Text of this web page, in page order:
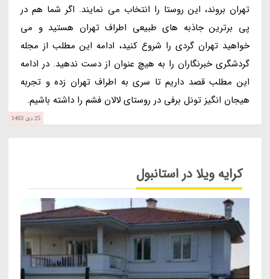
تهران بروند، این روستا را انتخاب می نمایند. اگر شما هم در
پی برترین جاذبه های طبیعی اطراف تهران هستید و می
خواهید تهران گردی را شروع کنید، ادامه این مطلب از مجله
گردشگری خبرنگاران را به هیچ عنوان از دست ندهید. در ادامه
این مطلب قصد داریم تا سری به اطراف تهران زده و تجربه
هیجان انگیز تونل برفی در روستای لالان فشم را داشته باشیم.
25 دی 1403
کرایه ویلا در استانبول